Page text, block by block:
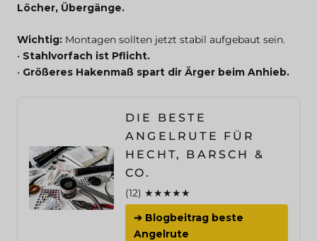
Löcher, Übergänge.
Wichtig: Montagen sollten jetzt stabil aufgebaut sein.
• Stahlvorfach ist Pflicht.
• Größeres Hakenmaß spart dir Ärger beim Anhieb.
DIE BESTE
ANGELRUTE FÜR
HECHT, BARSCH &
CO.
(12) ★★★★★
➔ Blogbeitrag beste
Angelrute